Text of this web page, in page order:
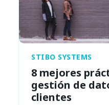
STIBO SYSTEMS
8 mejores
gestión de
clientes